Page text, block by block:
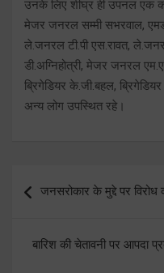
उनके लिए शीघ्र ही उपनल एक
मेजर जनरल सम्मी सभरवाल,
ले.जनरल टी.पी एस.रावत,
डी.अग्निहोत्री, मेजर जनरल
ब्रिगेडियर के.जी.बहल,
अन्य लोग उपस्थित रहे।
navigation
जनसरोकार के मुद्दे पर
बारिश की चेतावनी पर आपदा